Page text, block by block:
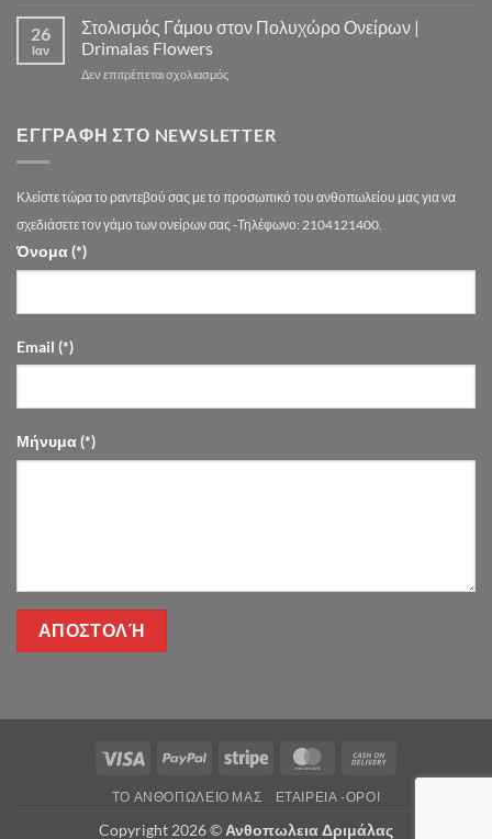
Αθήνα
Στολισμούς
Τάσεις
Αθήνα
ΓΑΜΟΥ
–
26
Ιαν
Στολισμός Γάμου στον Πολυχώρο Ονείρων |
Drimalas Flowers
Δεν επιτρέπεται σχολιασμόςστο
στον
Drimalas
Flowers
ΕΓΓΡΑΦΉ ΣΤΟ NEWSLETTER
Κλείστε τώρα το ραντεβού σας με το προσωπικό του ανθοπωλείου μας για να
σχεδιάσετε τον γάμο των ονείρων σας -Τηλέφωνο: 2104121400.
Όνομα (*)
Email (*)
Μήνυμα (*)
Visa PayPal Stripe MasterCard
ΤΌ ΑΝΘΟΠΩΛΕΊΟ ΜΑΣ ΕΤΑΙΡΕΊΑ -ΟΡΟΙ
Copyright 2026 © Ανθοπωλεια Δριμάλας